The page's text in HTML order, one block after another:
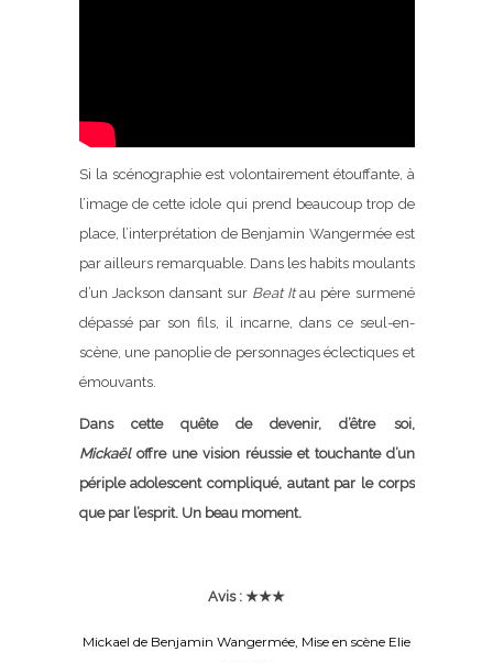
Si la scénographie est volontairement étouffante, à
l’image de cette idole qui prend beaucoup trop de
place, l’interprétation de Benjamin Wangermée est
par ailleurs remarquable. Dans les habits moulants
d’un Jackson dansant sur Beat Itau père surmené
dépassé par son fils, il incarne, dans ce seul-en-
scène, une panoplie de personnages éclectiques et
émouvants.
Dans cette quête de devenir, d’être soi,
Mickaël offre une vision réussie et touchante d’un
périple adolescent compliqué, autant par le corps
que par l’esprit. Un beau moment.
Avis : ★★★
Mickael de Benjamin Wangermée, Mise en scène Elie